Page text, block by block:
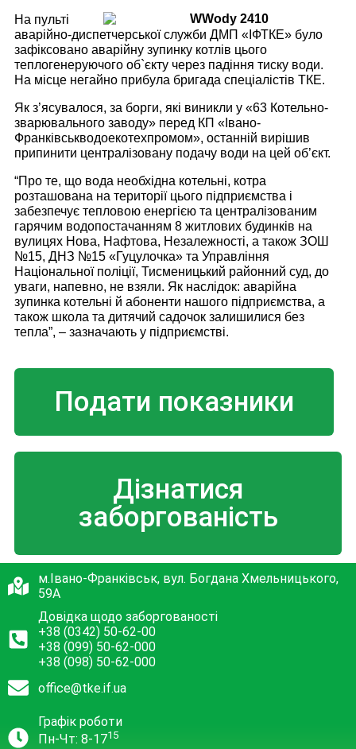
На пульті
аварійно-диспетчерської служби ДМП «ІФТКЕ» було
зафіксовано аварійну зупинку котлів цього
теплогенеруючого об`єкту через падіння тиску води.
На місце негайно прибула бригада спеціалістів ТКЕ.
Як з’ясувалося, за борги, які виникли у «63 Котельно-
зварювального заводу» перед КП «Івано-
Франківськводоекотехпромом», останній вирішив
припинити централізовану подачу води на цей об’єкт.
“Про те, що вода необхідна котельні, котра
розташована на території цього підприємства і
забезпечує тепловою енергією та централізованим
гарячим водопостачанням 8 житлових будинків на
вулицях Нова, Нафтова, Незалежності, а також ЗОШ
№15, ДНЗ №15 «Гуцулочка» та Управління
Національної поліції, Тисменицький районний суд, до
уваги, напевно, не взяли. Як наслідок: аварійна
зупинка котельні й абоненти нашого підприємства, а
також школа та дитячий садочок залишилися без
тепла”, – зазначають у підприємстві.
Подати показники
Дізнатися
заборгованість
м.Івано-Франківськ, вул. Богдана Хмельницького,
59А
Довідка щодо заборгованості
+38 (0342) 50-62-00
+38 (099) 50-62-000
+38 (098) 50-62-000
office@tke.if.ua
Графік роботи
Пн-Чт: 8-1715